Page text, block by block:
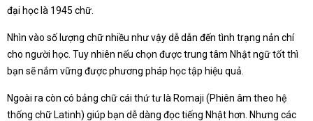
đại học là 1945 chữ.
Nhìn vào số lượng chữ nhiều như vậy dễ dẫn đến tình trạng nản chí
cho người học. Tuy nhiên nếu chọn được trung tâm Nhật ngữ tốt thì
bạn sẽ nắm vững được phương pháp học tập hiệu quả.
Ngoài ra còn có bảng chữ cái thứ tư là Romaji (Phiên âm theo hệ
thống chữ Latinh) giúp bạn dễ dàng đọc tiếng Nhật hơn. Nhưng các